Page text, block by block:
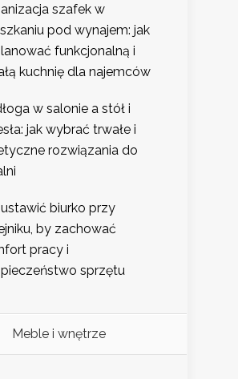
szafek w
pod wynajem: jak
funkcjonalną i
kuchnię dla najemców
w salonie a stół i
jak wybrać trwałe i
rozwiązania do
biurko przy
by zachować
pracy i
sprzętu
Meble i wnętrze